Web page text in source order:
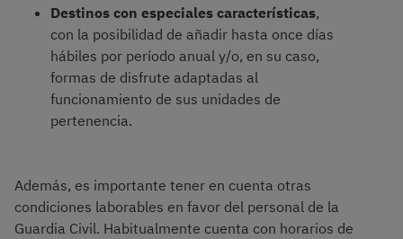
Destinos con especiales características,
con la posibilidad de añadir hasta once días
hábiles por período anual y/o, en su caso,
formas de disfrute adaptadas al
funcionamiento de sus unidades de
pertenencia.
Además, es importante tener en cuenta otras
condiciones laborables en favor del personal de la
Guardia Civil. Habitualmente cuenta con horarios de